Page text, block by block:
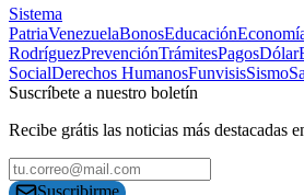
Sistema
PatriaVenezuelaBonosEducación
RodríguezPrevenciónTrámitesPagosDólar
SocialDerechos HumanosFunvisisSismo
Suscríbete a nuestro boletín
Recibe grátis las noticias más destacadas
Suscribirme